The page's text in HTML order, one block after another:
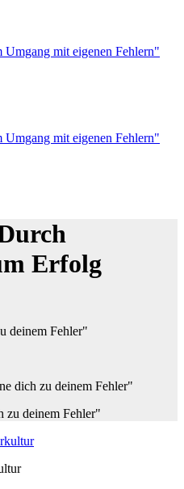
mit eigenen Fehlern"
mit eigenen Fehlern"
Erfolg
deinem Fehler"